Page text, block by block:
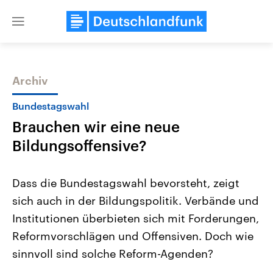
Close
Themen
Landtagswahl Sachsen-Anhalt
2026
Alle Informationen
Sachsen-Anhalt wählt am 6.
September 2026 einen neuen
Landtag. Seit 2021 wird das
USA
Aktuelle Beiträge,
Hintergründe
Wirtschaftlich und
gehören die Vereinigten
den mächtigsten Ländern
Archiv
Bundestagswahl
Brauchen wir eine neue
Bildungsoffensive?
Dass die Bundestagswahl bevorsteht, zeigt
sich auch in der Bildungspolitik. Verbände und
Institutionen überbieten sich mit Forderungen,
Reformvorschlägen und Offensiven. Doch wie
sinnvoll sind solche Reform-Agenden?